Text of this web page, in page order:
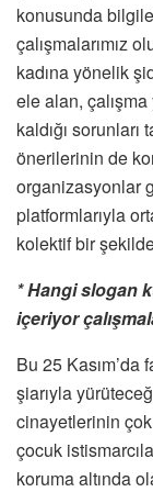
konusunda
çalışmalarımız
kadına yönelik
ele alan, çalışma
kaldığı
önerilerinin de
organizasyonlar
platformlarıyla
kolektif bir
* Hangi slogan
içeriyor
Bu 25 Kasım’da
şiarıyla
cinayetlerinin çok
çocuk
koruma altında